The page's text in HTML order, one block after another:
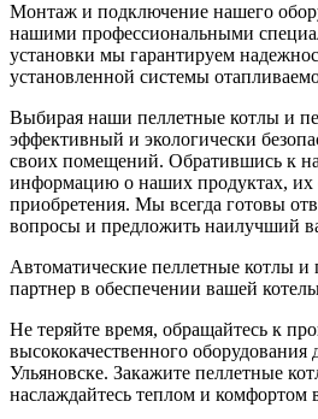
Монтаж и подключение нашего
нашими профессиональными
установки мы гарантируем
установленной системы
Выбирая наши пеллетные котлы и
эффективный и экологически
своих помещений. Обратившись к
информацию о наших продуктах, их
приобретения. Мы всегда готовы
вопросы и предложить наилучший
Автоматические пеллетные котлы
партнер в обеспечении вашей
Не теряйте время, обращайтесь к
высококачественного оборудования
Ульяновске. Закажите пеллетные
наслаждайтесь теплом и комфортом